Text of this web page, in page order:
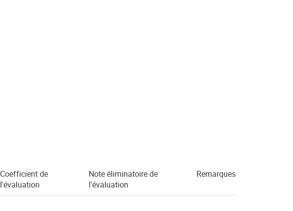
Coefficient de
l'évaluation
Note éliminatoire de
l'évaluation
Remarques